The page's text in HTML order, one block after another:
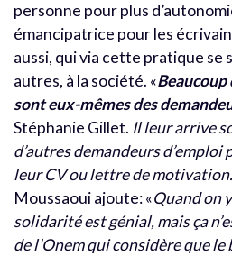
personne pour plus
émancipatrice pour les
aussi, qui via cette pratique se
autres, à la société. «Beaucoup
sont eux-mêmes des
Stéphanie Gillet. Il leur arrive
d’autres demandeurs
leur CV ou lettre de
Moussaoui ajoute: «Quand on
solidarité est génial, mais ça
de l’Onem qui considère que